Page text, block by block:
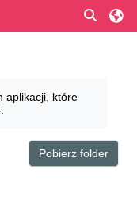
aplikacji, które
Pobierz folder